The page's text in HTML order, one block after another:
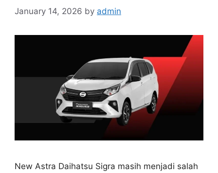
January 14, 2026 by admin
New Astra Daihatsu Sigra masih menjadi salah